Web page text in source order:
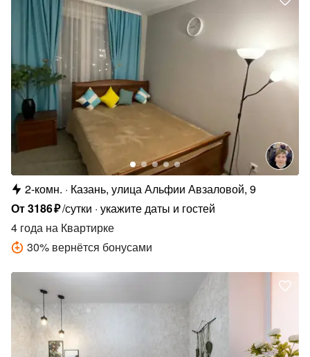
2-комн.
Казань, улица Альфии Авзаловой, 9
От3186₽/сутки укажите даты и гостей
4 года на Квартирке
30% вернётся бонусами